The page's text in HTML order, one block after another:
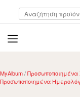
Αναζήτηση
για:
open
MyAlbum/Προσωποποιημένα
Προσωποποιημένα